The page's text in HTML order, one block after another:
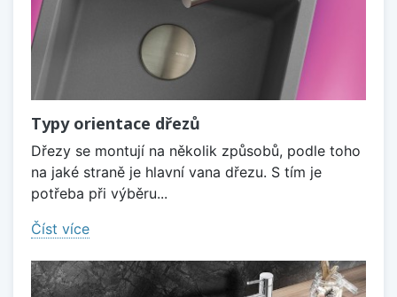
Typy orientace dřezů
Dřezy se montují na několik způsobů, podle toho
na jaké straně je hlavní vana dřezu. S tím je
potřeba při výběru...
Číst více